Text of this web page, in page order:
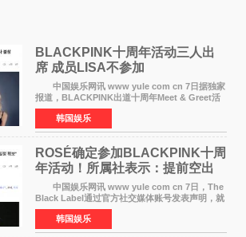
BLACKPINK十周年活动三人出
席 成员LISA不参加
中国娱乐网讯 www yule com cn 7日据独家
报道，BLACKPINK出道十周年Meet & Greet活
动将由智秀、ROS&Eacute;、JENNIE出席，
LISA将缺席。 此前BLACKPINK所属社YG并
未为组合出道十周年做
韩国娱乐
ROSÉ确定参加BLACKPINK十周
年活动！所属社表示：提前空出
了时间
中国娱乐网讯 www yule com cn 7日，The
Black Label通过官方社交媒体账号发表声明，就
近期网络上关于ROS&Eacute;个人行程及是否参
加BLACKPINK出道纪念活动的种种猜测作出正
式回应。 Th
韩国娱乐